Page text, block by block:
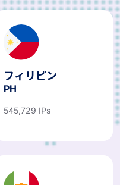
フィリピン
PH